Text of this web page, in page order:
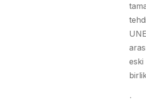
eski